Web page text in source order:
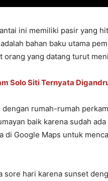
ini memiliki pasir yang
bahan baku utama
orang yang datang turut
Solo Siti Ternyata
rumah-rumah
baik karena sudah
di Google Maps untuk
hari karena sunset